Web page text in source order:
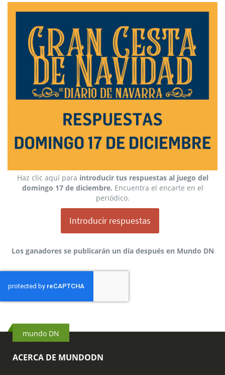
Haz clic aquí para introducir tus respuestas al juego del
domingo 17 de diciembre. Encuentra el encarte en el
periódico.
Introducir respuestas
Los ganadores se publicarán un día después en Mundo DN
mundo DN
ACERCA DE MUNDODN